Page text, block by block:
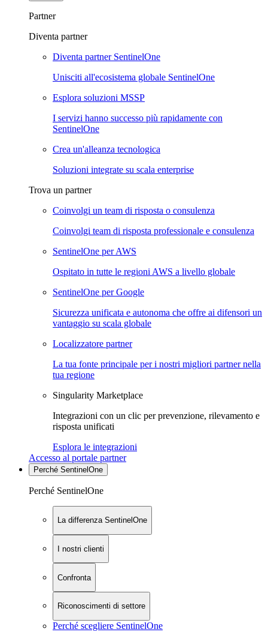
Partner
Diventa partner
Diventa partner SentinelOne
Unisciti all'ecosistema globale SentinelOne
Esplora soluzioni MSSP
I servizi hanno successo più rapidamente con
SentinelOne
Crea un'alleanza tecnologica
Soluzioni integrate su scala enterprise
Trova un partner
Coinvolgi un team di risposta o consulenza
Coinvolgi team di risposta professionale e consulenza
SentinelOne per AWS
Ospitato in tutte le regioni AWS a livello globale
SentinelOne per Google
Sicurezza unificata e autonoma che offre ai difensori un
vantaggio su scala globale
Localizzatore partner
La tua fonte principale per i nostri migliori partner nella
tua regione
Singularity Marketplace
Integrazioni con un clic per prevenzione, rilevamento e
risposta unificati
Esplora le integrazioni
Accesso al portale partner
Perché SentinelOne
Perché SentinelOne
La differenza SentinelOne
I nostri clienti
Confronta
Riconoscimenti di settore
Perché scegliere SentinelOne